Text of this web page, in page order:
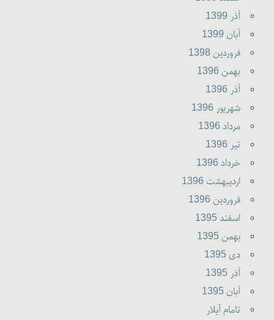
آذر 1399
آبان 1399
فروردين 1398
بهمن 1396
آذر 1396
شهريور 1396
مرداد 1396
تير 1396
خرداد 1396
ارديبهشت 1396
فروردين 1396
اسفند 1395
بهمن 1395
دى 1395
آذر 1395
آبان 1395
تامام آیلار